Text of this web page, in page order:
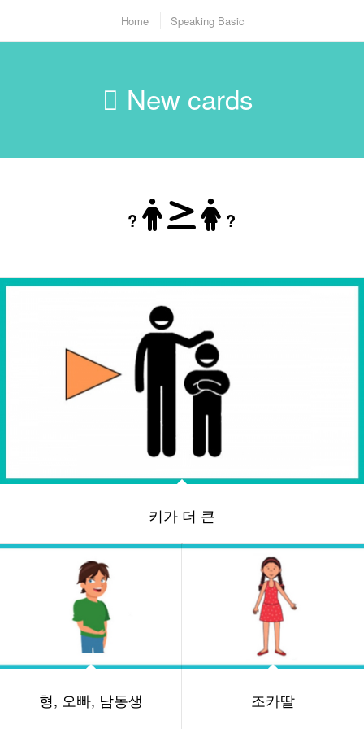
Home Speaking Basic
New cards
? ?
키가 더 큰
형, 오빠, 남동생 조카딸